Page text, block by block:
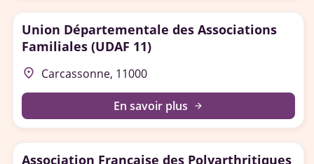
Union Départementale des Associations
Familiales (UDAF 11)
place Carcassonne, 11000
En savoir plus arrow_forward
Association Française des Polyarthritiques